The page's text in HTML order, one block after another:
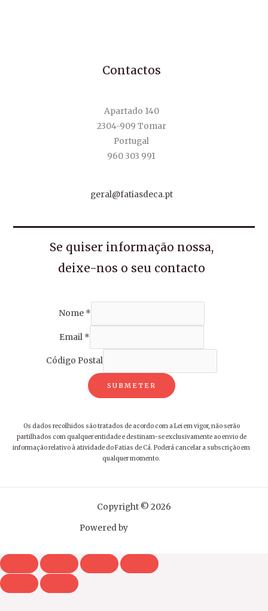
Contactos
Apartado 140
2304-909 Tomar
Portugal
960 303 991
geral@fatiasdeca.pt
Se quiser informação nossa,
deixe-nos o seu contacto
Nome *
Email *
Código Postal
SUBMETER
Os dados recolhidos são tratados de acordo com a Lei em vigor, não serão
partilhados com qualquer entidade e destinam-se exclusivamente ao envio de
informação relativo à atividade do Fatias de Cá. Poderá cancelar a subscrição em
qualquer momento.
Copyright © 2026
Powered by